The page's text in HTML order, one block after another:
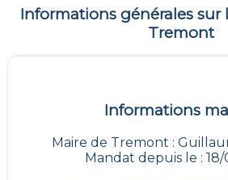
Informations générales sur
Tremont
Informations
Maire de Tremont :
Mandat depuis le :